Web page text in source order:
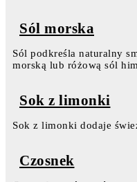
Sól morska
Sól podkreśla naturalny
morską lub różową sól
Sok z limonki
Sok z limonki dodaje
Czosnek